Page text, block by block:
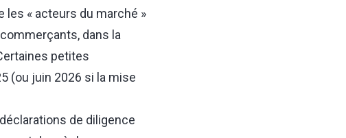
« acteurs du marché »
dans la
petites
(ou juin 2026 si la mise
de diligence